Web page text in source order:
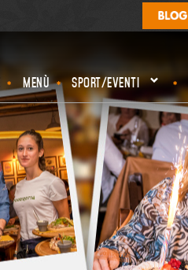
MENÙ SPORT/EVENTI